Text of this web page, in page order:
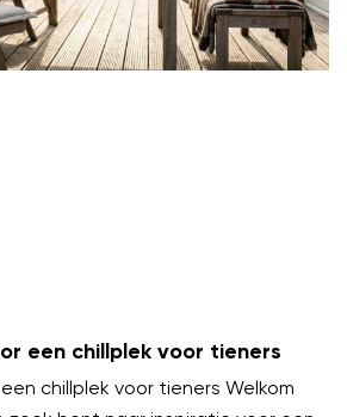
een chillplek voor tieners
chillplek voor tieners Welkom